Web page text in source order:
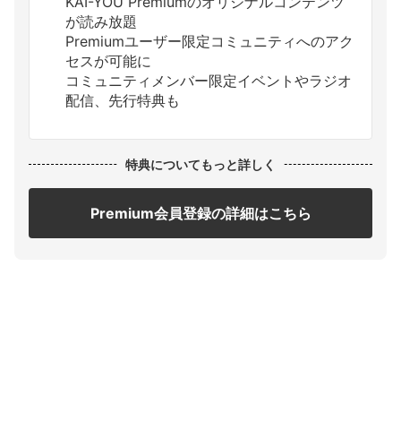
が読み放題
Premiumユーザー限定コミュニティへのアク
セスが可能に
コミュニティメンバー限定イベントやラジオ
配信、先行特典も
特典についてもっと詳しく
Premium会員登録の詳細はこちら